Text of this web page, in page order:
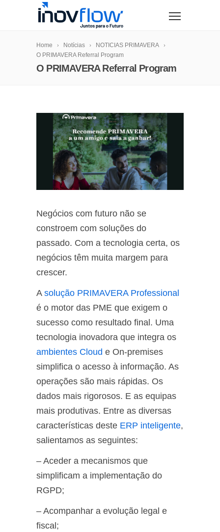
Home Notícias
NOTICIAS PRIMAVERA
O PRIMAVERA Referral Program
O PRIMAVERA Referral Program
Negócios com futuro não se
constroem com soluções do
passado. Com a tecnologia certa, os
negócios têm muita margem para
crescer.
A solução PRIMAVERA Professional
é o motor das PME que exigem o
sucesso como resultado final. Uma
tecnologia inovadora que integra os
ambientes Cloud e On-premises
simplifica o acesso à informação. As
operações são mais rápidas. Os
dados mais rigorosos. E as equipas
mais produtivas. Entre as diversas
características deste ERP inteligente,
salientamos as seguintes:
– Aceder a mecanismos que
simplificam a implementação do
RGPD;
– Acompanhar a evolução legal e
fiscal;